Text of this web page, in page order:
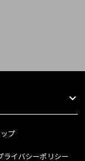
プ
ライバシーポリシー